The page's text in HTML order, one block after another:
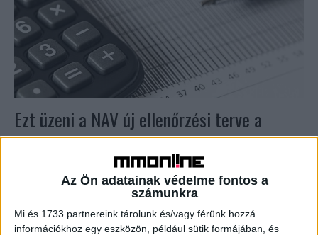
Az Ön adatainak védelme fontos a
számunkra
Mi és 1733 partnereink tárolunk és/vagy férünk hozzá
információkhoz egy eszközön, például sütik formájában, és
Ezt üzeni a NAV új ellenőrzési terve a
vállalatoknak
2026. február 26.
A Nemzeti Adó- és Vámhivatal (NAV) közzétette a 2026.
évre vonatkozó ellenőrzési tervét, amely világosan jelzi,
hogy a hatóság a következő hónapokban is adatvezérelt,...